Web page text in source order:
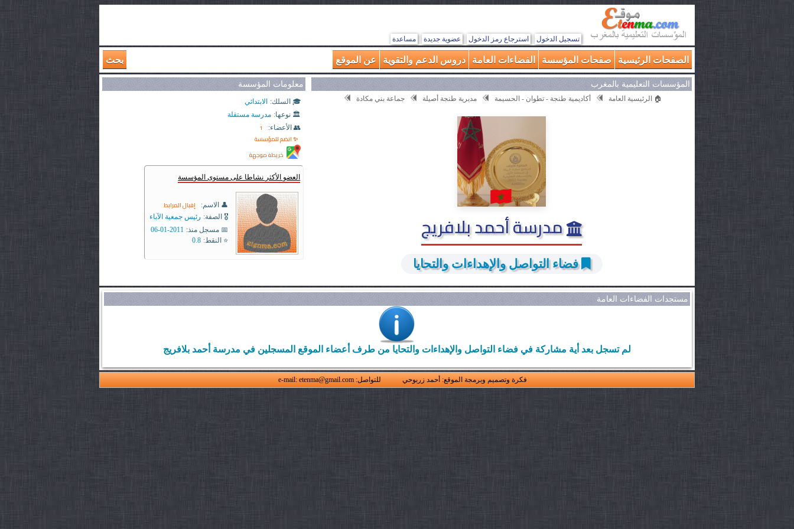
تسجيل الدخول استرجاع رمز الدخول عضوية جديدة مساعدة
الصفحات الرئيسية صفحات المؤسسة الفضاءات العامة دروس الدعم والتقوية عن الموقع بحث
المؤسسات التعليمية بالمغرب
🏠 الرئيسية العامة أكاديمية طنجة - تطوان - الحسيمة مديرية طنجة أصيلة جماعة بني مكادة
مدرسة أحمد بلافريج
فضاء التواصل والإهداءات والتحايا
معلومات المؤسسة
🎓 السلك: الابتدائي
🏛️ نوعها: مدرسة مستقلة
👥 الأعضاء:
1
✨ انضم للمؤسسة
خريطة موجهة
العضو الأكثر نشاطا على مستوى المؤسسة
👤 الاسم: إقبال المرابط
🎖️ الصفة: رئيس جمعية الآباء
📅 مسجل منذ: 2011-01-06
⭐ النقط: 0.8
مستجدات الفضاءات العامة
لم تسجل بعد أية مشاركة في فضاء التواصل والإهداءات والتحايا من طرف أعضاء الموقع المسجلين في مدرسة أحمد بلافريج
فكرة وتصميم وبرمجة الموقع: أحمد زربوحي للتواصل: e-mail: etenma@gmail.com